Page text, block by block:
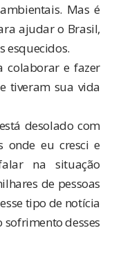
Mas é
ajudar o Brasil,
esquecidos.
colaborar e fazer
tiveram sua vida
desolado com
onde eu cresci e
na situação
de pessoas
tipo de notícia
desses